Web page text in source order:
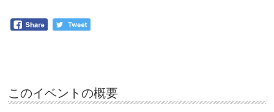
このイベントの概要